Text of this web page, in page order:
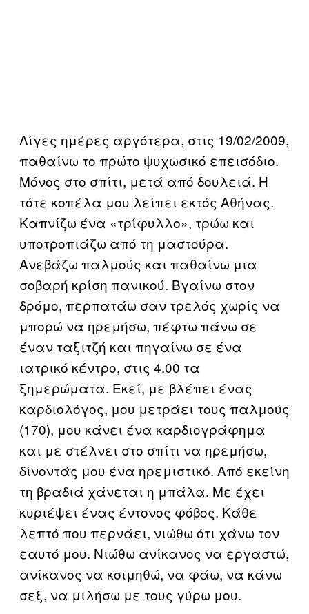
Λίγες ημέρες αργότερα, στις 19/02/2009,
παθαίνω το πρώτο ψυχωσικό επεισόδιο.
Μόνος στο σπίτι, μετά από δουλειά. Η
τότε κοπέλα μου λείπει εκτός Αθήνας.
Καπνίζω ένα «τρίφυλλο», τρώω και
υποτροπιάζω από τη μαστούρα.
Ανεβάζω παλμούς και παθαίνω μια
σοβαρή κρίση πανικού. Βγαίνω στον
δρόμο, περπατάω σαν τρελός χωρίς να
μπορώ να ηρεμήσω, πέφτω πάνω σε
έναν ταξιτζή και πηγαίνω σε ένα
ιατρικό κέντρο, στις 4.00 τα
ξημερώματα. Εκεί, με βλέπει ένας
καρδιολόγος, μου μετράει τους παλμούς
(170), μου κάνει ένα καρδιογράφημα
και με στέλνει στο σπίτι να ηρεμήσω,
δίνοντάς μου ένα ηρεμιστικό. Από εκείνη
τη βραδιά χάνεται η μπάλα. Με έχει
κυριέψει ένας έντονος φόβος. Κάθε
λεπτό που περνάει, νιώθω ότι χάνω τον
εαυτό μου. Νιώθω ανίκανος να εργαστώ,
ανίκανος να κοιμηθώ, να φάω, να κάνω
σεξ, να μιλήσω με τους γύρω μου.